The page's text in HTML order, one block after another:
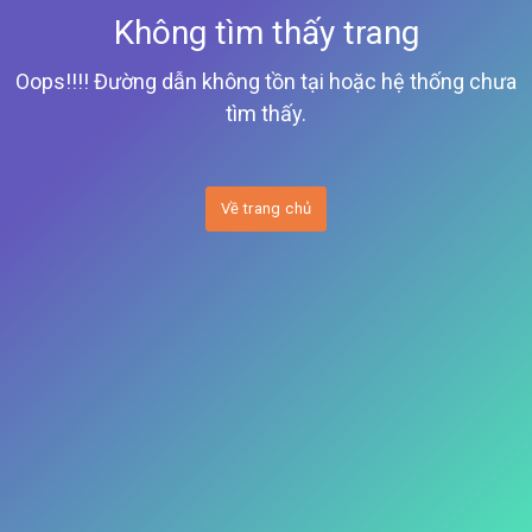
Không tìm thấy trang
Oops!!!! Đường dẫn không tồn tại hoặc hệ thống chưa
tìm thấy.
Về trang chủ